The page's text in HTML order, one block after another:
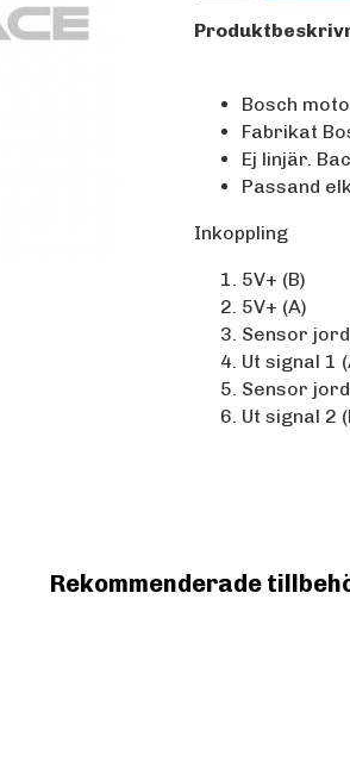
Bosch
Fabrikat
Ej linjär.
Passand
Inkoppling
5V+ (B)
5V+ (A)
Sensor
Ut signal 1
Sensor jord
Ut signal 2
Rekommenderade